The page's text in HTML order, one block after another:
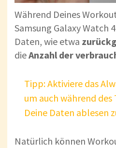
Während Deines
Samsung Galaxy Watch
Daten, wie etwa
dieAnzahl der
Tipp: Aktiviere das
um auch während
Deine Daten ablesen
Natürlich können